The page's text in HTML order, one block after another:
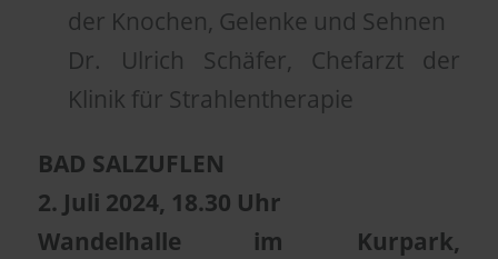
der Knochen, Gelenke und Sehnen
Dr. Ulrich Schäfer, Chefarzt der
Klinik für Strahlentherapie
BAD SALZUFLEN
2. Juli 2024, 18.30 Uhr
Wandelhalle im Kurpark,